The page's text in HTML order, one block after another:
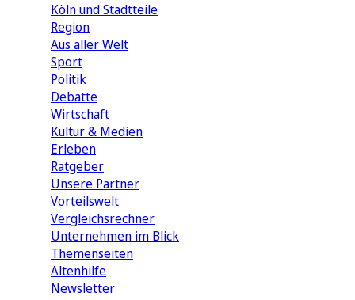
Köln und Stadtteile
Region
Aus aller Welt
Sport
Politik
Debatte
Wirtschaft
Kultur & Medien
Erleben
Ratgeber
Unsere Partner
Vorteilswelt
Vergleichsrechner
Unternehmen im Blick
Themenseiten
Altenhilfe
Newsletter